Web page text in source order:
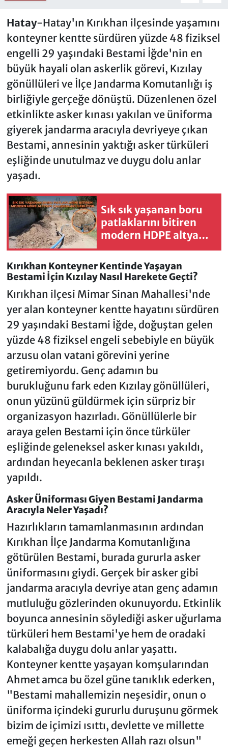
Hatay-Hatay'ın Kırıkhan ilçesinde yaşamını
konteyner kentte sürdüren yüzde 48 fiziksel
engelli 29 yaşındaki Bestami İğde'nin en
büyük hayali olan askerlik görevi, Kızılay
gönüllüleri ve İlçe Jandarma Komutanlığı iş
birliğiyle gerçeğe dönüştü. Düzenlenen özel
etkinlikte asker kınası yakılan ve üniforma
giyerek jandarma aracıyla devriyeye çıkan
Bestami, annesinin yaktığı asker türküleri
eşliğinde unutulmaz ve duygu dolu anlar
yaşadı.
Sık sık yaşanan boru
patlaklarını bitiren
modern HDPE altyapı
çalışmaları ilerliyor
Kırıkhan Konteyner Kentinde Yaşayan
Bestami İçin Kızılay Nasıl Harekete Geçti?
Kırıkhan ilçesi Mimar Sinan Mahallesi'nde
yer alan konteyner kentte hayatını sürdüren
29 yaşındaki Bestami İğde, doğuştan gelen
yüzde 48 fiziksel engeli sebebiyle en büyük
arzusu olan vatani görevini yerine
getiremiyordu. Genç adamın bu
burukluğunu fark eden Kızılay gönüllüleri,
onun yüzünü güldürmek için sürpriz bir
organizasyon hazırladı. Gönüllülerle bir
araya gelen Bestami için önce türküler
eşliğinde geleneksel asker kınası yakıldı,
ardından heyecanla beklenen asker tıraşı
yapıldı.
Asker Üniforması Giyen Bestami Jandarma
Aracıyla Neler Yaşadı?
Hazırlıkların tamamlanmasının ardından
Kırıkhan İlçe Jandarma Komutanlığına
götürülen Bestami, burada gururla asker
üniformasını giydi. Gerçek bir asker gibi
jandarma aracıyla devriye atan genç adamın
mutluluğu gözlerinden okunuyordu. Etkinlik
boyunca annesinin söylediği asker uğurlama
türküleri hem Bestami'ye hem de oradaki
kalabalığa duygu dolu anlar yaşattı.
Konteyner kentte yaşayan komşularından
Ahmet amca bu özel güne tanıklık ederken,
"Bestami mahallemizin neşesidir, onun o
üniforma içindeki gururlu duruşunu görmek
bizim de içimizi ısıttı, devlette ve millette
emeği geçen herkesten Allah razı olsun"